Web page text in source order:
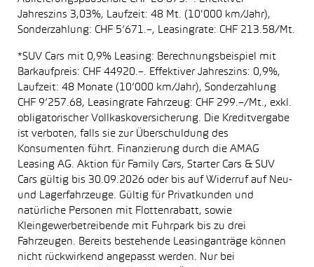
Jahreszins 3,03%, Laufzeit: 48 Mt. (10'000 km/Jahr),
Sonderzahlung: CHF 5’671.–, Leasingrate: CHF 213.58/Mt.
*SUV Cars mit 0,9% Leasing: Berechnungsbeispiel mit
Barkaufpreis: CHF 44920.–. Effektiver Jahreszins: 0,9%,
Laufzeit: 48 Monate (10’000 km/Jahr), Sonderzahlung
CHF 9’257.68, Leasingrate Fahrzeug: CHF 299.–/Mt., exkl.
obligatorischer Vollkaskoversicherung. Die Kreditvergabe
ist verboten, falls sie zur Überschuldung des
Konsumenten führt. Finanzierung durch die AMAG
Leasing AG. Aktion für Family Cars, Starter Cars & SUV
Cars gültig bis 30.09.2026 oder bis auf Widerruf auf Neu-
und Lagerfahrzeuge. Gültig für Privatkunden und
natürliche Personen mit Flottenrabatt, sowie
Kleingewerbetreibende mit Fuhrpark bis zu drei
Fahrzeugen. Bereits bestehende Leasinganträge können
nicht rückwirkend angepasst werden. Nur bei